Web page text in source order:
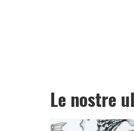
Le nostre